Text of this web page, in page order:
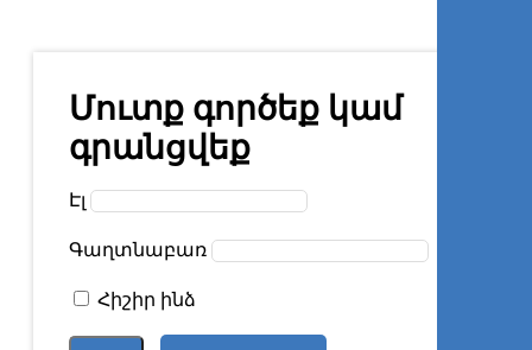
CE
Մուտք գործեք կամ
գրանցվեք
Էլ
Գաղտնաբառ
Հիշիր ինձ